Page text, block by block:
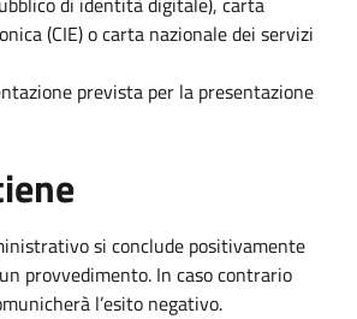
(CIE) o carta nazionale dei servizi
prevista per la presentazione
si conclude positivamente
provvedimento. In caso contrario
l’esito negativo.